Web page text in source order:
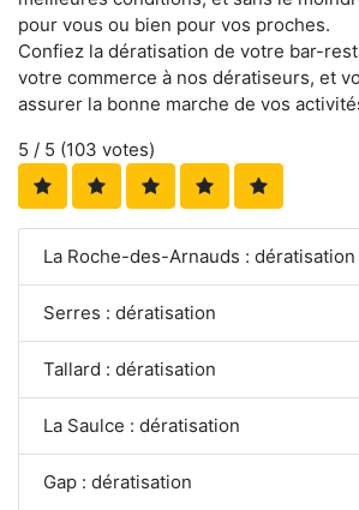
pour vous ou bien pour vos proches.
Confiez la dératisation de votre bar-
votre commerce à nos dératiseurs, et
assurer la bonne marche de vos
5 / 5 (103 votes)
La Roche-des-Arnauds : dératisation
Serres : dératisation
Tallard : dératisation
La Saulce : dératisation
Gap : dératisation